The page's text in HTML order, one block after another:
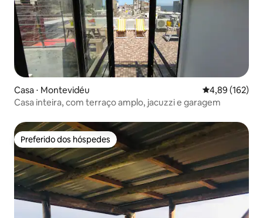
Casa ⋅ Montevidéu 4,89 de uma
4,89 (162)
Casa inteira, com terraço amplo, jacuzzi e garagem
Preferido dos hóspedes
Preferido dos hóspedes